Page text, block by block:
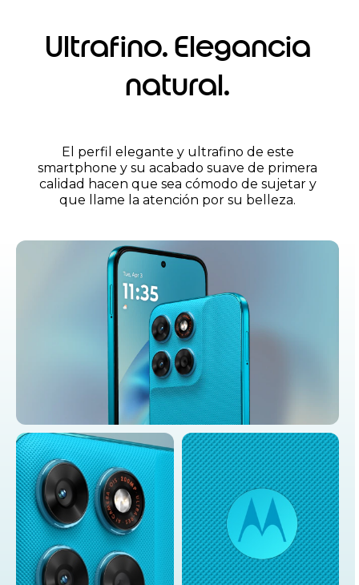
Ultrafino. Elegancia
natural.
El perfil elegante y ultrafino de este
smartphone y su acabado suave de primera
calidad hacen que sea cómodo de sujetar y
que llame la atención por su belleza.